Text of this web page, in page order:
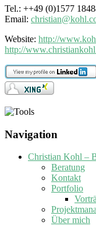
Tel.: ++49 (0)1577
Email:
Website: http://
http://
2016-
02-
Navigation
Christian Kohl –
Beratung
Kontakt
Portfolio
Über mich